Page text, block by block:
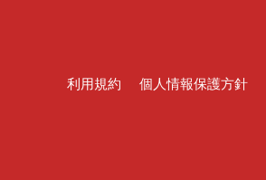
利用規約 個人情報保護方針